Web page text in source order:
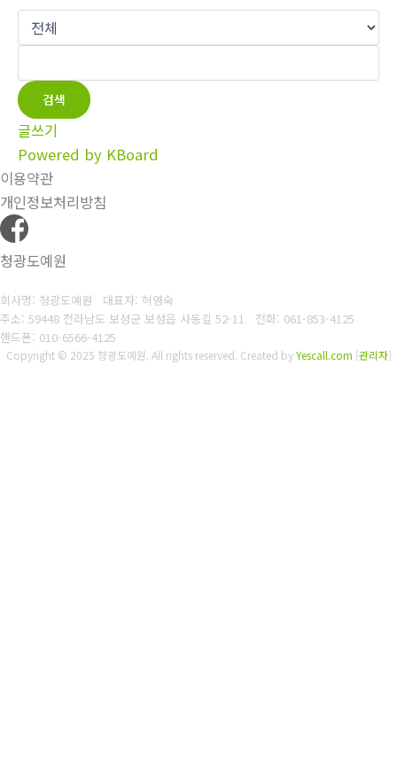
검색
글쓰기
Powered by KBoard
이용약관
개인정보처리방침
청광도예원
회사명: 청광도예원 대표자: 허영숙
주소: 59448 전라남도 보성군 보성읍 사동길 52-11 전화: 061-853-4125
핸드폰: 010-6566-4125
Copyright © 2025 청광도예원. All rights reserved. Created byYescall.com [관리자]